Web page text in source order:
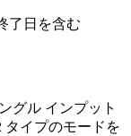
了日を含む
グル インプット
タイプのモードを